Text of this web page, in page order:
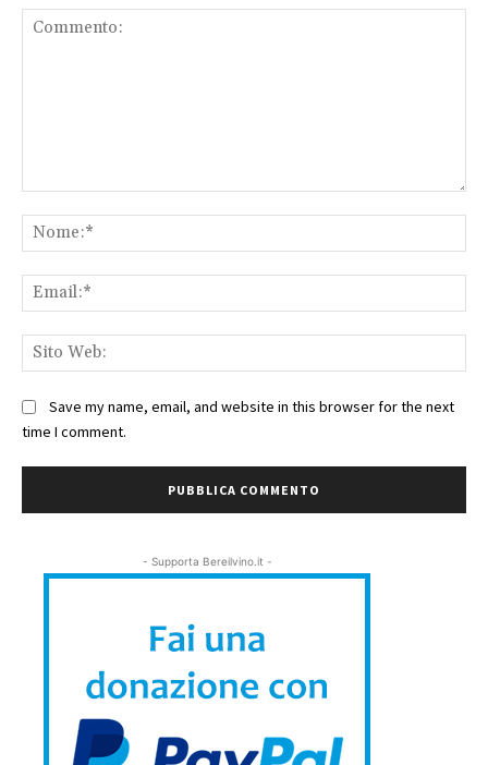
Save my name, email, and website in this browser for the next
time I comment.
- Supporta Bereilvino.it -